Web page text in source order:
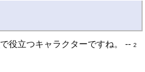
で役立つキャラクターですね。 --2